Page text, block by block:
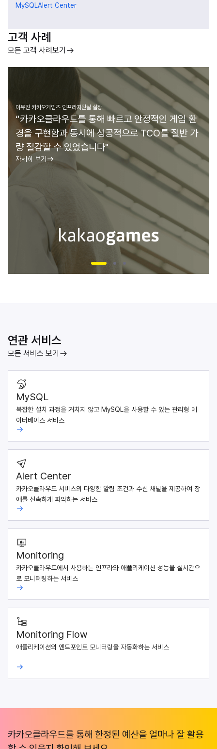
MySQLAlert Center
고객 사례
모든 고객 사례보기
이유진 카카오게임즈 인프라지원실 실장
“카카오클라우드를 통해 빠르고 안정적인 게임 환
경을 구현함과 동시에 성공적으로 TCO를 절반 가
량 절감할 수 있었습니다"
자세히 보기
연관 서비스
모든 서비스 보기
MySQL
복잡한 설치 과정을 거치지 않고 MySQL을 사용할 수 있는 관리형 데
이터베이스 서비스
Alert Center
카카오클라우드 서비스의 다양한 알림 조건과 수신 채널을 제공하여 장
애를 신속하게 파악하는 서비스
Monitoring
카카오클라우드에서 사용하는 인프라와 애플리케이션 성능을 실시간으
로 모니터링하는 서비스
Monitoring Flow
애플리케이션의 엔드포인트 모니터링을 자동화하는 서비스
카카오클라우드를 통해 한정된 예산을 얼마나 잘 활용